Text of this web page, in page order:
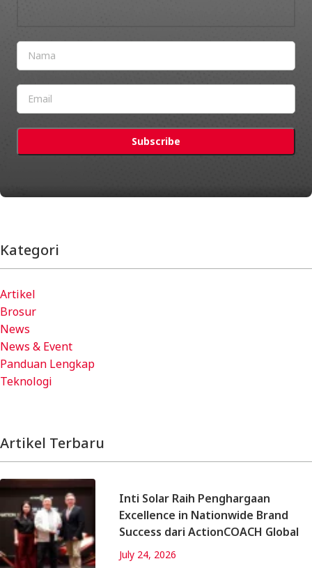
Kategori
Artikel
Brosur
News
News & Event
Panduan Lengkap
Teknologi
Artikel Terbaru
Inti Solar Raih Penghargaan
Excellence in Nationwide Brand
Success dari ActionCOACH Global
July 24, 2026